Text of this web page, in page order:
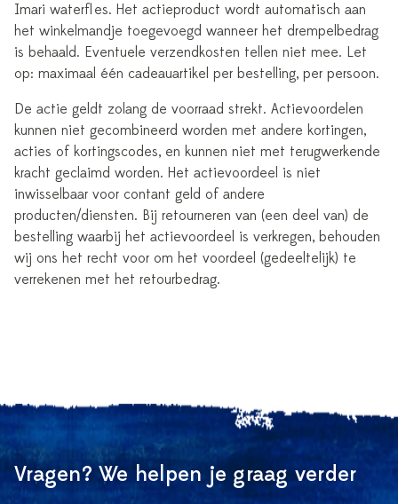
Imari waterfl es. Het actieproduct wordt automatisch aan
het winkelmandje toegevoegd wanneer het drempelbedrag
is behaald. Eventuele verzendkosten tellen niet mee. Let
op: maximaal één cadeauartikel per bestelling, per persoon.
De actie geldt zolang de voorraad strekt. Actievoordelen
kunnen niet gecombineerd worden met andere kortingen,
acties of kortingscodes, en kunnen niet met terugwerkende
kracht geclaimd worden. Het actievoordeel is niet
inwisselbaar voor contant geld of andere
producten/diensten. Bij retourneren van (een deel van) de
bestelling waarbij het actievoordeel is verkregen, behouden
wij ons het recht voor om het voordeel (gedeeltelijk) te
verrekenen met het retourbedrag.
Vragen? We helpen je graag verder